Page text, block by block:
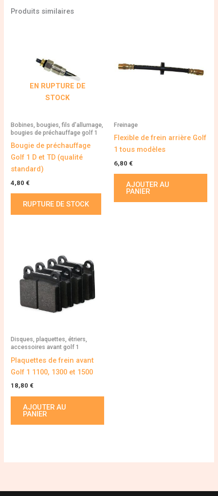
Produits similaires
EN RUPTURE DE
STOCK
Bobines, bougies, fils d'allumage,
bougies de préchauffage golf 1
Bougie de préchauffage
Golf 1 D et TD (qualité
standard)
4,80 €
RUPTURE DE STOCK
Freinage
Flexible de frein arrière Golf
1 tous modèles
6,80 €
AJOUTER AU
PANIER
Disques, plaquettes, étriers,
accessoires avant golf 1
Plaquettes de frein avant
Golf 1 1100, 1300 et 1500
18,80 €
AJOUTER AU
PANIER